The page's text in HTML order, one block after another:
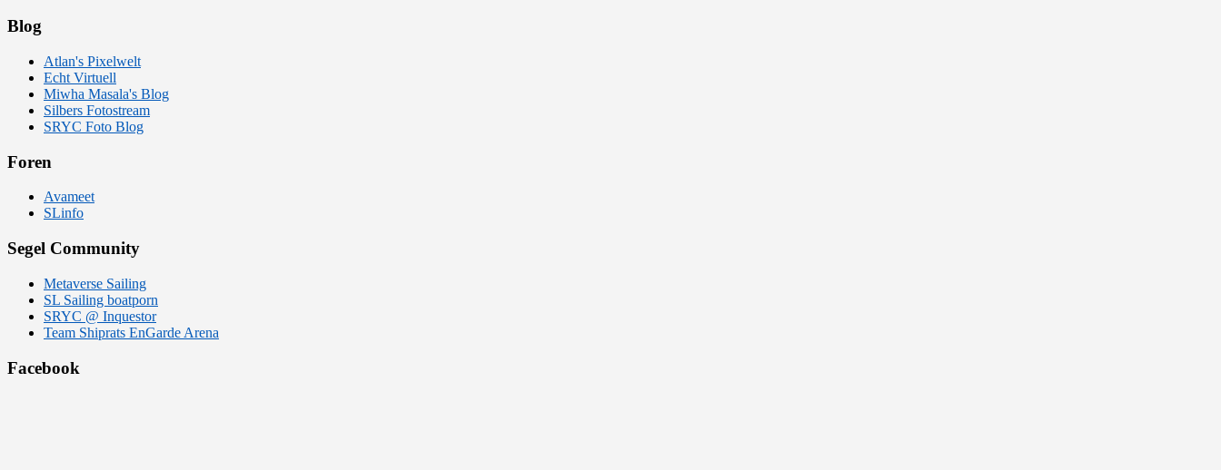
Blog
Atlan's Pixelwelt
Echt Virtuell
Miwha Masala's Blog
Silbers Fotostream
SRYC Foto Blog
Foren
Avameet
SLinfo
Segel Community
Metaverse Sailing
SL Sailing boatporn
SRYC @ Inquestor
Team Shiprats EnGarde Arena
Facebook